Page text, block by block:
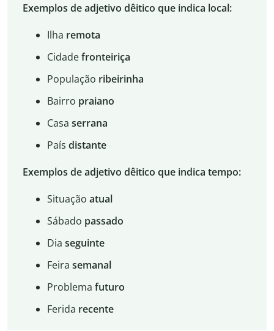
Exemplos de adjetivo dêitico que indica local:
Ilha remota
Cidadefronteiriça
População ribeirinha
Bairro praiano
Casa serrana
País distante
Exemplos de adjetivo dêitico que indica tempo:
Situação atual
Sábado passado
Dia seguinte
Feira semanal
Problema futuro
Ferida recente